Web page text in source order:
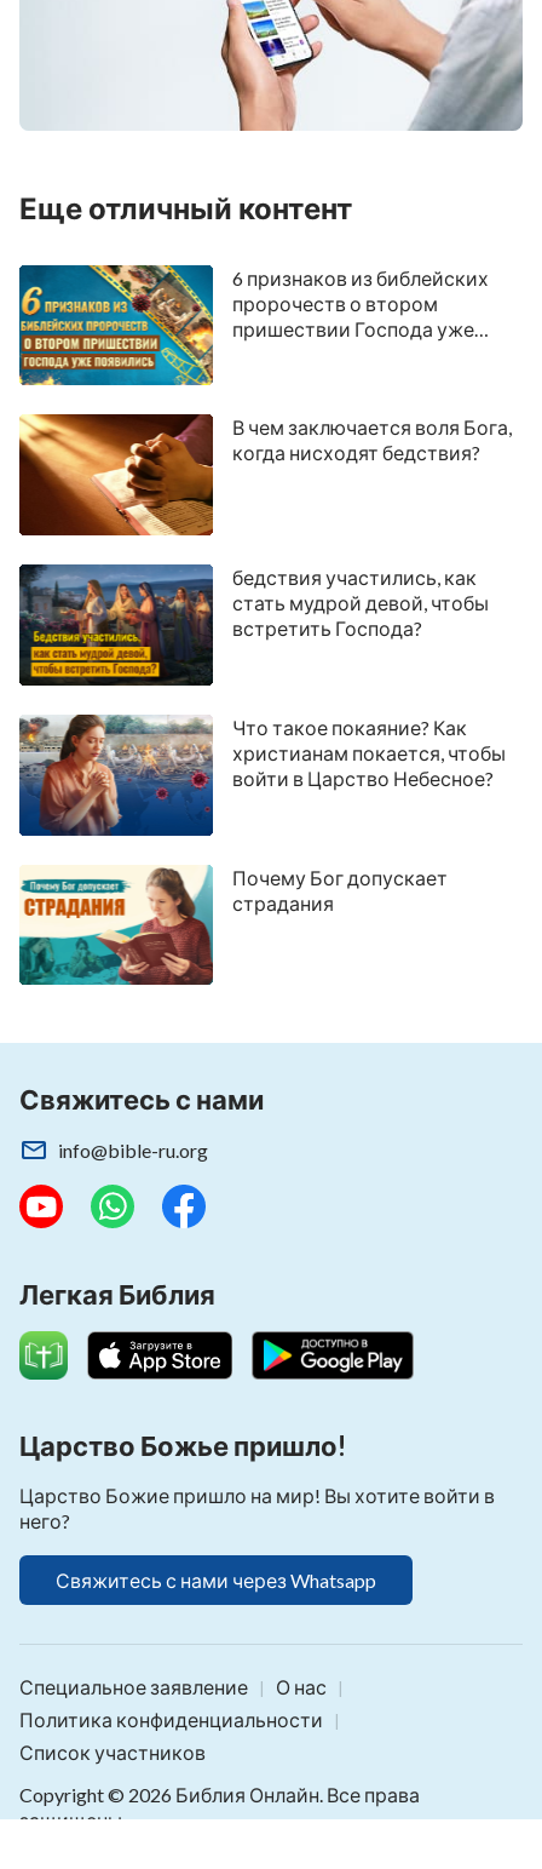
Еще отличный контент
6 признаков из библейских
пророчеств о втором
пришествии Господа уже
В чем заключается воля Бога,
когда нисходят бедствия?
бедствия участились, как
стать мудрой девой, чтобы
встретить Господа?
Что такое покаяние? Как
христианам покается, чтобы
войти в Царство Небесное?
Почему Бог допускает
страдания
Свяжитесь с нами
info@bible-ru.org
Легкая Библия
Царство Божье пришло!
Царство Божие пришло на мир! Вы хотите войти в
него?
Свяжитесь с нами через Whatsapp
Специальное заявление | О нас |
Политика конфиденциальности |
Список участников
Copyright © 2026 Библия Онлайн. Все права
защищены.